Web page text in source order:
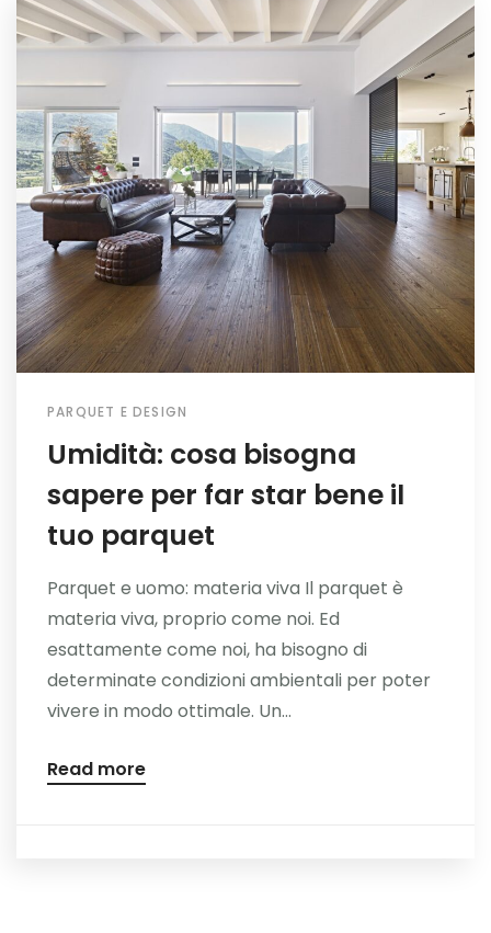
PARQUET E DESIGN
Umidità: cosa bisogna
sapere per far star bene il
tuo parquet
Parquet e uomo: materia viva Il parquet è
materia viva, proprio come noi. Ed
esattamente come noi, ha bisogno di
determinate condizioni ambientali per poter
vivere in modo ottimale. Un...
Read more